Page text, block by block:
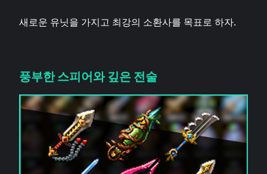
새로운 유닛을 가지고 최강의 소환사를 목표로 하자.
풍부한 스피어와 깊은 전술